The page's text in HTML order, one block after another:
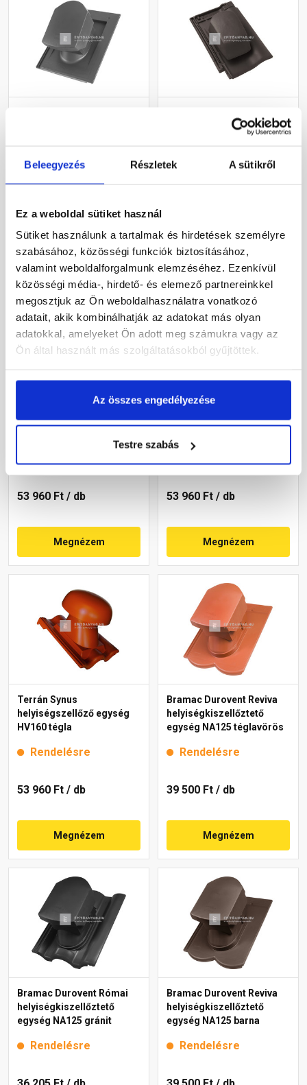
Beleegyezés Részletek A sütikről
Ez a weboldal sütiket használ
Sütiket használunk a tartalmak és hirdetések személyre
szabásához, közösségi funkciók biztosításához,
valamint weboldalforgalmunk elemzéséhez. Ezenkívül
közösségi média-, hirdető- és elemező partnereinkkel
megosztjuk az Ön weboldalhasználatra vonatkozó
adatait, akik kombinálhatják az adatokat más olyan
adatokkal, amelyeket Ön adott meg számukra vagy az
Ön által használt más szolgáltatásokból gyűjtöttek.
Az összes engedélyezése
Testre szabás
Rendelésre
Megnézem
helyiségkiszellőztető
Rendelésre
Megnézem
helyiségszellőző egység
53 960 Ft / db
Megnézem
Terrán Synus
helyiségszellőző egység
53 960 Ft / db
Megnézem
Terrán Synus
helyiségszellőző egység
HV160 tégla
Rendelésre
53 960 Ft / db
Megnézem
Bramac Durovent Reviva
helyiségkiszellőztető
egység NA125 téglavörös
Rendelésre
39 500 Ft / db
Megnézem
Bramac Durovent Római
helyiségkiszellőztető
egység NA125 gránit
Rendelésre
Bramac Durovent Reviva
helyiségkiszellőztető
egység NA125 barna
Rendelésre